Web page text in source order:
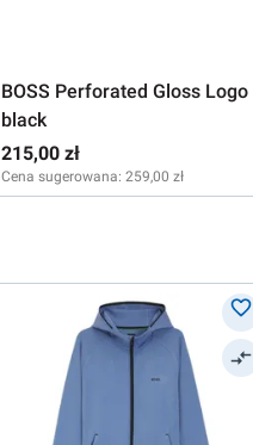
BOSS Perforated Gloss Logo
black
215,00 zł
Cena sugerowana: 259,00 zł